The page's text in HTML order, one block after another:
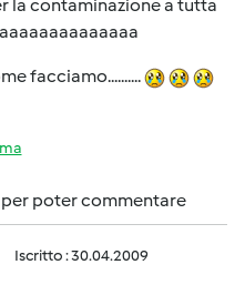
la contaminazione a tutta
facciamo..........
per poter commentare
Iscritto : 30.04.2009